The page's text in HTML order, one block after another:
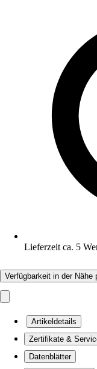
Lieferzeit ca. 5
Verfügbarkeit in der Nähe
Artikeldetails
Zertifikate &
Datenblätter